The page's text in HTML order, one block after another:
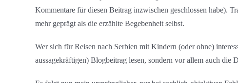
Kommentare für diesen Beitrag inzwischen geschlossen habe).
mehr geprägt als die erzählte Begebenheit selbst.
Wer sich für Reisen nach Serbien mit Kindern (oder ohne)
aussagekräftigen) Blogbeitrag lesen, sondern vor allem auch die